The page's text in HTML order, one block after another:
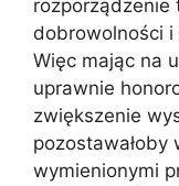
rozporządzenie
dobrowolności i
Więc mając na
uprawnie
zwiększenie
pozostawałoby
wymienionymi